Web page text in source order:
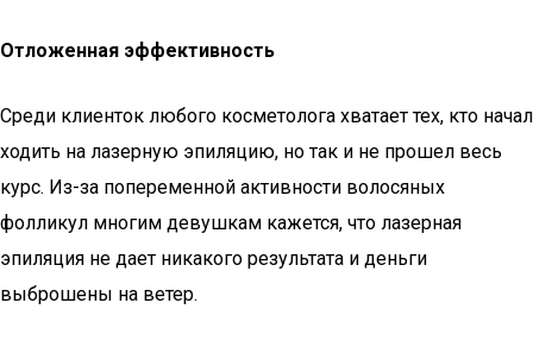
Отложенная эффективность
Среди клиенток любого косметолога хватает тех, кто начал
ходить на лазерную эпиляцию, но так и не прошел весь
курс. Из-за попеременной активности волосяных
фолликул многим девушкам кажется, что лазерная
эпиляция не дает никакого результата и деньги
выброшены на ветер.